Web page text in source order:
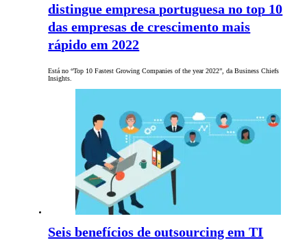
distingue empresa portuguesa no top 10
das empresas de crescimento mais
rápido em 2022
Está no “Top 10 Fastest Growing Companies of the year 2022”, da Business Chiefs
Insights.
Seis benefícios de outsourcing em TI